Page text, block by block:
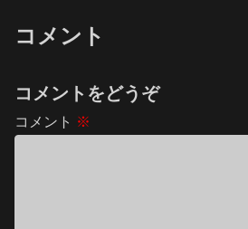
コメント
コメントをどうぞ
コメント ※